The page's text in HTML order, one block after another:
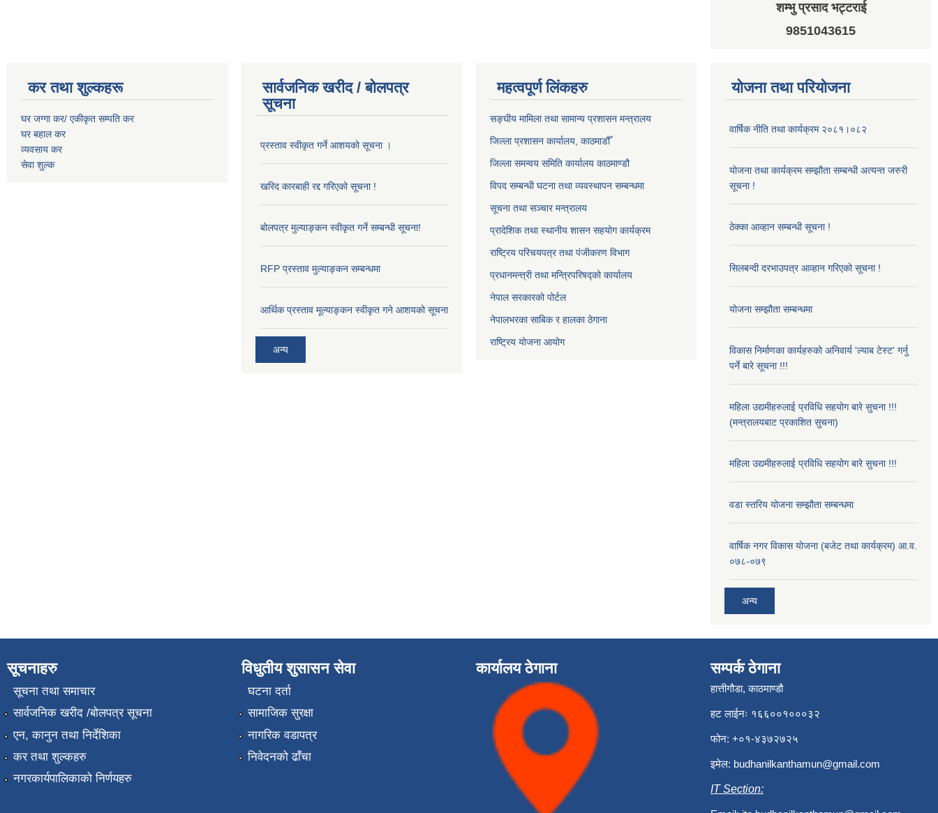
शम्भु प्रसाद भट्टराई
9851043615
कर तथा शुल्कहरू
घर जग्गा कर/ एकीकृत सम्पति कर
घर बहाल कर
व्यवसाय कर
सेवा शुल्क
सार्वजनिक खरीद / बोलपत्र
सूचना
प्रस्ताव स्वीकृत गर्ने आशयको सूचना ।
खरिद कारबाही रद्द गरिएको सूचना !
बोलपत्र मुल्याङ्कन स्वीकृत गर्ने सम्बन्धी सूचना!
RFP प्रस्ताव मुल्याङ्कन सम्बन्धमा
आर्थिक प्रस्ताव मूल्याङ्कन स्वीकृत गने आशयको सूचना
अन्य
महत्वपूर्ण लिंकहरु
सङ्‍घीय मामिला तथा सामान्य प्रशासन मन्त्रालय
जिल्ला प्रशासन कार्यालय, काठमाडौँ
जिल्ला समन्वय समिति कार्यालय काठमाण्ड‌ौ
विपद सम्बन्धी घटना तथा व्यवस्थापन सम्बन्धमा
सूचना तथा सञ्चार मन्त्रालय
प्रादेशिक तथा स्थानीय शासन सहयोग कार्यक्रम
राष्ट्रिय परिचयपत्र तथा पंजीकरण विभाग
प्रधानमन्त्री तथा मन्त्रिपरिषद्को कार्यालय
नेपाल सरकारको पोर्टल
नेपालभरका साबिक र हालका ठेगाना
राष्ट्रिय योजना आयोग
योजना तथा परियोजना
वार्षिक नीति तथा कार्यक्रम २०८१।०८२
योजना तथा कार्यक्रम सम्झौता सम्बन्धी अत्यन्त जरुरी
सूचना !
ठेक्का आव्हान सम्बन्धी सूचना !
सिलबन्दी दरभाउपत्र आव्हान गरिएको सूचना !
योजना सम्झौता सम्बन्धमा
विकास निर्माणका कार्यहरुको अनिवार्य 'ल्याब टेस्ट' गर्नु
पर्ने बारे सूचना !!!
महिला उद्यमीहरुलाई प्रविधि सहयोग बारे सुचना !!!
(मन्त्रालयबाट प्रकाशित सुचना)
महिला उद्यमीहरुलाई प्रविधि सहयोग बारे सुचना !!!
वडा स्तरिय योजना सम्झौता सम्बन्धमा
वार्षिक नगर विकास योजना (बजेट तथा कार्यक्रम) आ.व.
०७८-०७९
अन्य
सूचनाहरु
सूचना तथा समाचार
सार्वजनिक खरीद /बोलपत्र सूचना
एन, कानुन तथा निर्देशिका
कर तथा शुल्कहरु
नगरकार्यपालिकाको निर्णयहरु
विधुतीय शुसासन सेवा
घटना दर्ता
सामाजिक सुरक्षा
नागरिक वडापत्र
निवेदनको ढाँचा
कार्यालय ठेगाना सम्पर्क ठेगाना
हात्तीगौडा, काठमाण्डौ
हट लाईनः १६६००१०००३२
फोन: +०१-४३७२७२५
इमेल: budhanilkanthamun@gmail.com
IT Section: